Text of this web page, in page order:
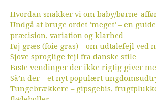
Hvordan snakker vi om baby/børne-
Undgå at bruge ordet ’meget’ – en
præcision, variation og klarhed
Føj græs (foie gras) – om udtalefejl ved
Sjove sproglige fejl fra danske stile
Faste vendinger der ikke rigtig giver
Så’n der – et nyt populært
Tungebrækkere – gipsgebis,